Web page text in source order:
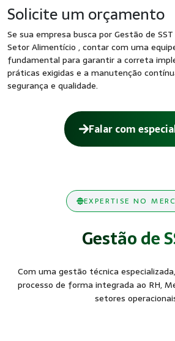
Solicite um orçamento
Se sua empresa busca por Gestão de
Setor Alimentício , contar com uma
fundamental para garantir a correta
práticas exigidas e a manutenção
segurança e qualidade.
Falar com
EXPERTISE NO
Gestão de
Com uma gestão técnica
processo de forma integrada ao RH,
setores